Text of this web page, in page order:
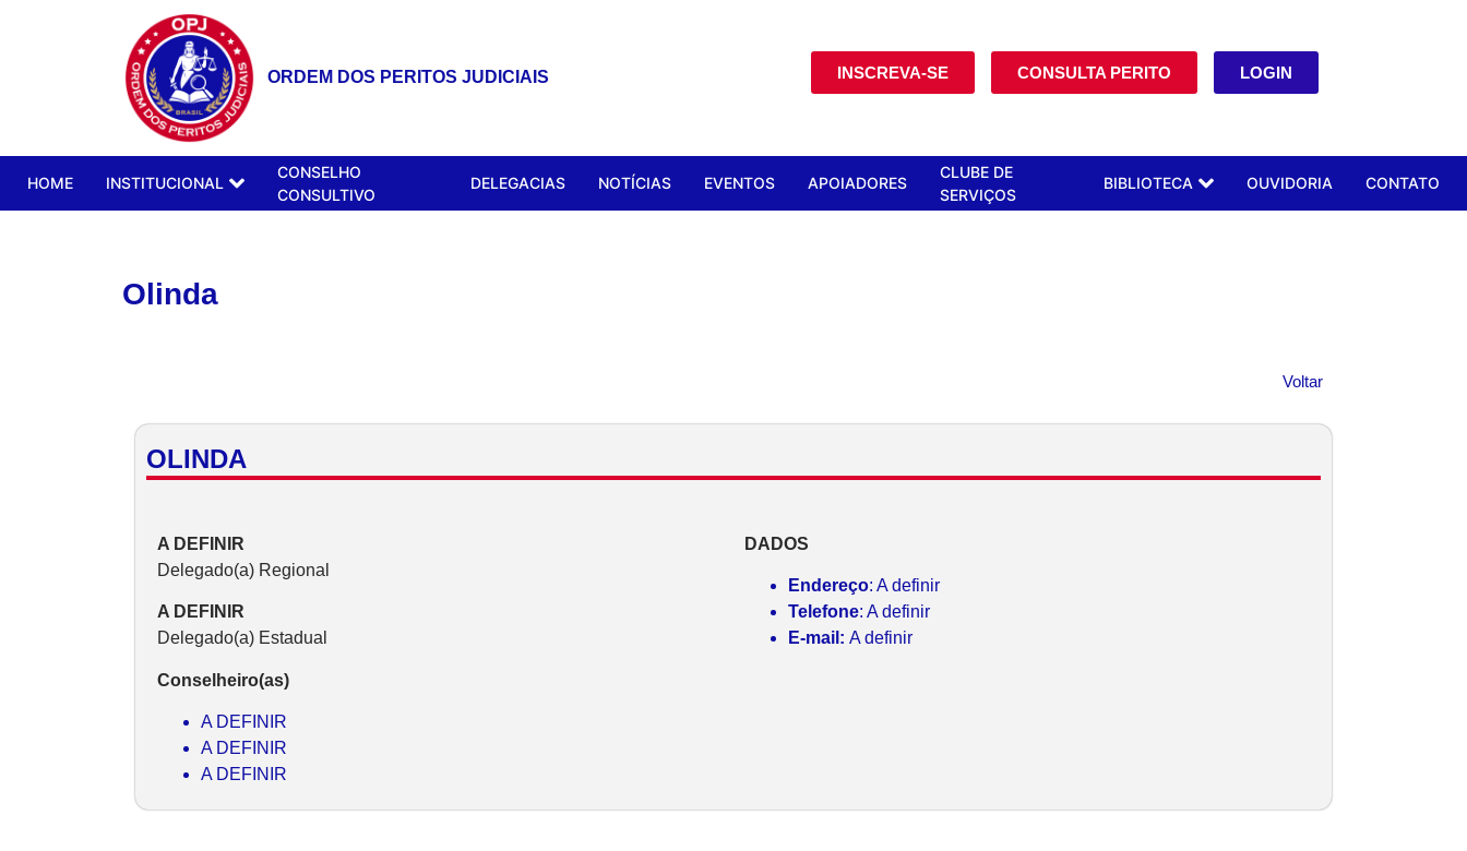
ORDEM DOS PERITOS JUDICIAIS INSCREVA-SE CONSULTA PERITO LOGIN
HOME INSTITUCIONAL
CONSELHO
CONSULTIVO
DELEGACIAS NOTÍCIAS EVENTOS APOIADORES
CLUBE DE
SERVIÇOS
BIBLIOTECA OUVIDORIA CONTATO
Olinda
Voltar
OLINDA
A DEFINIR
Delegado(a) Regional
A DEFINIR
Delegado(a) Estadual
Conselheiro(as)
A DEFINIR
A DEFINIR
A DEFINIR
DADOS
Endereço: A definir
Telefone: A definir
E-mail: A definir